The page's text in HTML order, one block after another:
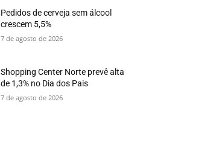
Pedidos de cerveja sem álcool
crescem 5,5%
7 de agosto de 2026
Shopping Center Norte prevê alta
de 1,3% no Dia dos Pais
7 de agosto de 2026